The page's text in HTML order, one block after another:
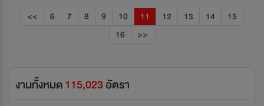
<< 6 7 8 9 10 11 12 13 14
15
16
>>
งานทั้งหมด115,023อัตรา